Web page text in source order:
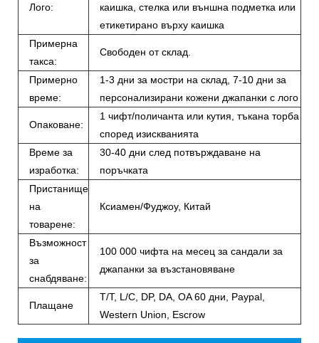
Лого:
каишка, стелка или външна подметка или
етикетирано върху каишка
Примерна
такса:
Свободен от склад.
Примерно
време:
1-3 дни за мостри на склад, 7-10 дни за
персонализирани кожени джапанки с лого
Опаковане:
1 чифт/поличанта или кутия, тъкана торба
според изискванията
Време за
изработка:
30-40 дни след потвърждаване на
поръчката
Пристанище
на
товарене:
Ксиамен/Фуджоу, Китай
Възможност
за
снабдяване:
100 000 чифта на месец за сандали за
джапанки за възстановяване
Плащане
T/T, L/C, DP, DA, OA 60 дни, Paypal,
Western Union, Escrow